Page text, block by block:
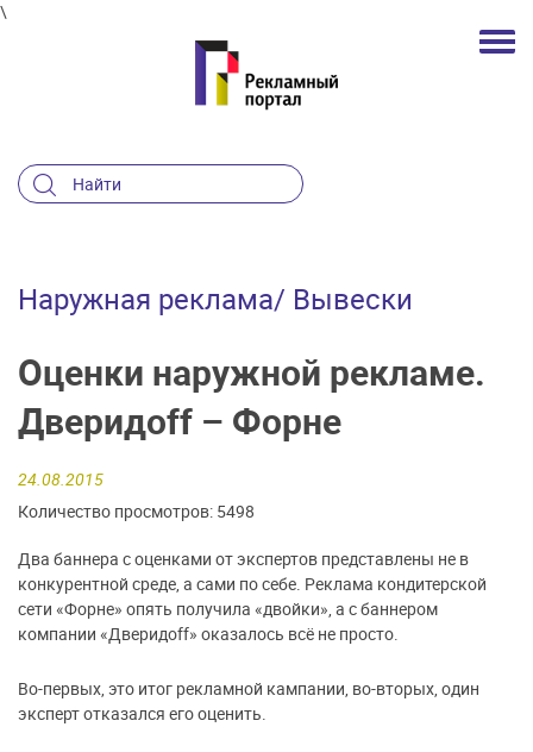
\
Наружная реклама/ Вывески
Оценки наружной рекламе.
Дверидоff – Форне
24.08.2015
Количество просмотров: 5498
Два баннера с оценками от экспертов представлены не в
конкурентной среде, а сами по себе. Реклама кондитерской
сети «Форне» опять получила «двойки», а с баннером
компании «Дверидоff» оказалось всё не просто.
Во-первых, это итог рекламной кампании, во-вторых, один
эксперт отказался его оценить.